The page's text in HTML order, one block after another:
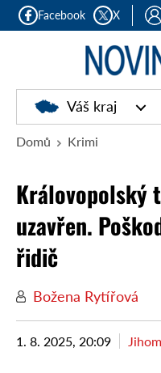
Facebook X
Noviny
kraje
Váš kraj
Domů Krimi
Královopolský
uzavřen.
řidič
Božena Rytířová
1. 8. 2025, 20:09